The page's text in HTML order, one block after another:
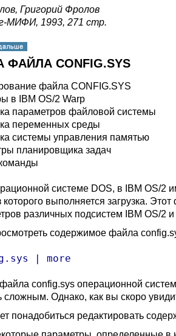
Григорий Фролов
МИФИ, 1993, 271 стр.
CONFIG.SYS
файла CONFIG.SYS
в IBM OS/2 Warp
параметров файловой системы
переменных среды
системы управления памятью
планировщика задач
системе DOS, в IBM OS/
которого выполняется загрузка.
различных подсистем IBM OS/2
содержимое файла
| more
config.sys операционной
Однако, как вы скоро
понадобиться редактировать